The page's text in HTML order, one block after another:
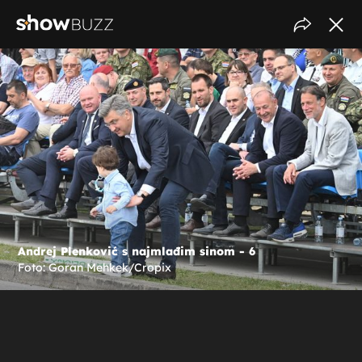
Andrej Plenković s najmlađim sinom - 6
Foto: Goran Mehkek/Cropix